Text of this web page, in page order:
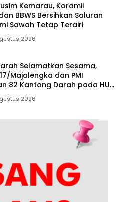
Kemarau, Koramil
BBWS Bersihkan Saluran
Sawah Tetap Terairi
2026
Selamatkan Sesama,
Majalengka dan PMI
82 Kantong Darah pada HUT
2026